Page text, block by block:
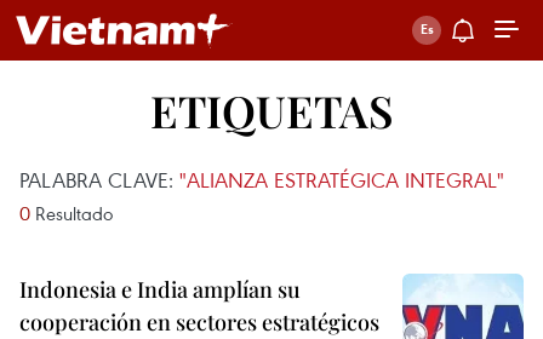
ETIQUETAS
PALABRA CLAVE: "ALIANZA ESTRATÉGICA INTEGRAL"
0 Resultado
Indonesia e India amplían su
cooperación en sectores estratégicos